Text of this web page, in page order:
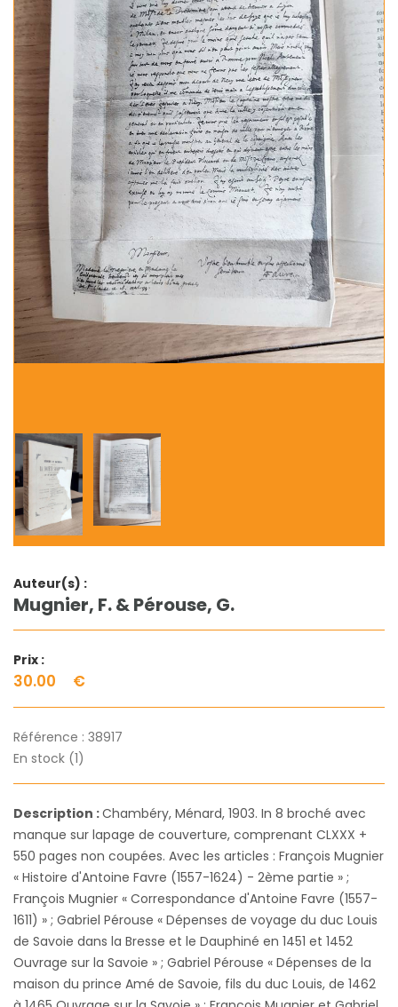
Auteur(s) :
Mugnier, F. & Pérouse, G.
Prix :
30.00 €
Référence : 38917
En stock (1)
Description :Chambéry, Ménard, 1903. In 8 broché avec
manque sur lapage de couverture, comprenant CLXXX +
550 pages non coupées. Avec les articles : François Mugnier
« Histoire d'Antoine Favre (1557-1624) - 2ème partie » ;
François Mugnier « Correspondance d'Antoine Favre (1557-
1611) » ; Gabriel Pérouse « Dépenses de voyage du duc Louis
de Savoie dans la Bresse et le Dauphiné en 1451 et 1452
Ouvrage sur la Savoie » ; Gabriel Pérouse « Dépenses de la
maison du prince Amé de Savoie, fils du duc Louis, de 1462